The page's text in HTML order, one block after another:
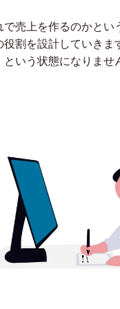
売上を作るのかとい
割を設計していきま
いう状態になりませ